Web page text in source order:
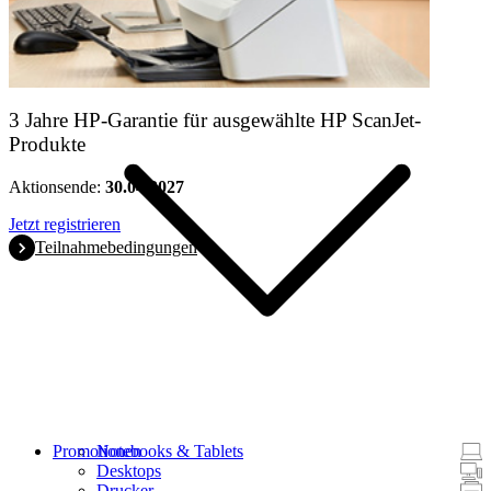
Notebooks & Tablets
Desktops
Promotionen
3 Jahre HP-Garantie für ausgewählte HP ScanJet-
Produkte
Aktionsende: 30.04.2027
Jetzt registrieren
Teilnahmebedingungen